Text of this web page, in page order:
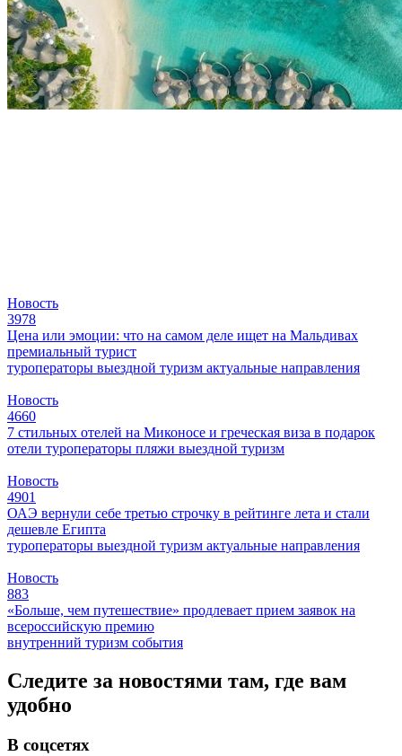
Новость
3978
Цена или эмоции: что на самом деле ищет на Мальдивах
премиальный турист
туроператоры выездной туризм актуальные направления
Новость
4660
7 стильных отелей на Миконосе и греческая виза в подарок
отели туроператоры пляжи выездной туризм
Новость
4901
ОАЭ вернули себе третью строчку в рейтинге лета и стали
дешевле Египта
туроператоры выездной туризм актуальные направления
Новость
883
«Больше, чем путешествие» продлевает прием заявок на
всероссийскую премию
внутренний туризм события
Следите за новостями там, где вам
удобно
В соцсетях